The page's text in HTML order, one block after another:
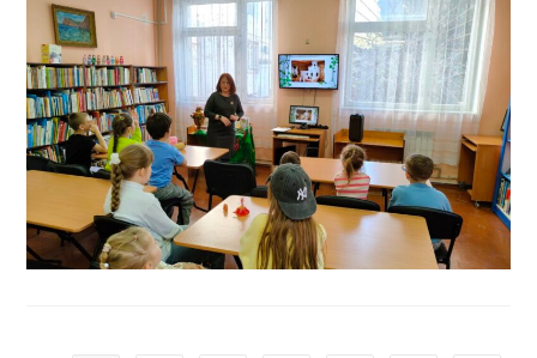
гордиться.
Библионочь
—
2026
НАМ
ЕСТЬ
ЧЕМ
ГОРДИТЬСЯ.
БИБЛИОНОЧЬ
—
2026